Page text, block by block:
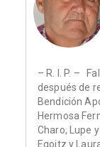
– R. I. P. –
después de
Bendición
Hermosa
Charo, Lupe
Egoitz y